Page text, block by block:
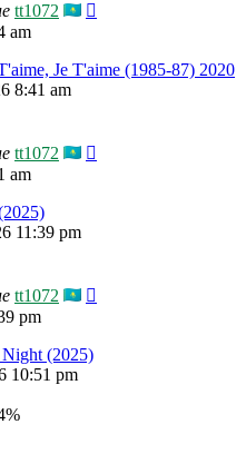
tt1072
am
Je T'aime (1985-87) 2020
8:41 am
tt1072
am
11:39 pm
tt1072
pm
(2025)
10:51 pm